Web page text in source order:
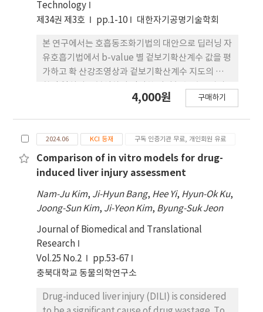
Technology
제34권 제3호
pp.1-10 대한자기공명기술학회
본 연구에서는 호흡동조화기법의 대안으로 딥러닝 자
유호흡기법에서 b-value 별 겉보기확산계수 값을 평
가하고 확 산강조영상과 겉보기확산계수 지도의 해부
보고자 하였다. 연구 방법은 2023년 7월부터 2024년
Skyra 3.0T(Siemens, Germany)를 이용하였다.
자유호흡기법의 비교를 위해 b-value 50, 400,
800(s/mm2)의 여기횟수를 각각 딥러닝 호흡동조화
유호 흡기법에서 4,6,8으로 검사하였다. 딥러닝을 추
가한 일반 자유호흡기법에서는 1,2,3 여기횟수,
2,3,4 여기횟수, 3,5,6 여기횟수, 4,6,8 여기횟수로
변화하였다. 연구 결과 딥러닝 자유호흡기법에서 간
의 좌엽과 우엽, 담낭의 평균 겉보기확산계수 값은 딥
러닝 호흡동조화기법과 비교하여 모두 통계적 유의성
을 분석한 결과 딥러닝 자유호흡기법의 3,5,6 여기횟
4,000원 구매하기
2024.06 KCI 등재 구독 인증기관 무료, 개인회원 유료
Comparison of in vitro models for drug-
induced liver injury assessment
Nam-Ju Kim, Ji-Hyun Bang, Hee Yi, Hyun-Ok Ku,
Joong-Sun Kim, Ji-Yeon Kim, Byung-Suk Jeon
Journal of Biomedical and Translational
Research
Vol.25 No.2
pp.53-67
충북대학교 동물의학연구소
Drug-induced liver injury (DILI) is considered